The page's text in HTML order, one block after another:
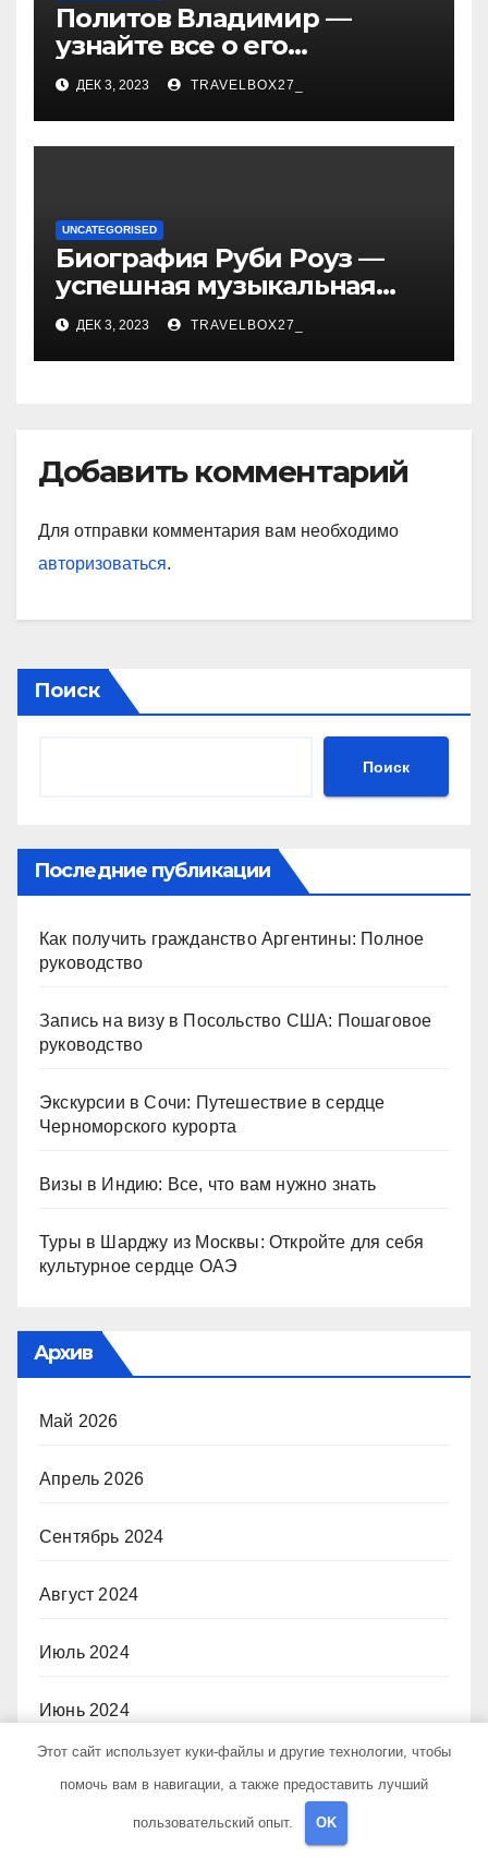
Политов Владимир —
узнайте все о его
биографии, возрасте и
впечатляющих
достижениях!
ДЕК 3, 2023 TRAVELBOX27_
UNCATEGORISED
Биография Руби Роуз —
успешная музыкальная
карьера, личная жизнь и
знаковые достижения
ДЕК 3, 2023 TRAVELBOX27_
Добавить комментарий
Для отправки комментария вам необходимо
авторизоваться.
Поиск
Поиск
Последние публикации
Как получить гражданство Аргентины: Полное
руководство
Запись на визу в Посольство США: Пошаговое
руководство
Экскурсии в Сочи: Путешествие в сердце
Черноморского курорта
Визы в Индию: Все, что вам нужно знать
Туры в Шарджу из Москвы: Откройте для себя
культурное сердце ОАЭ
Архив
Май 2026
Апрель 2026
Сентябрь 2024
Август 2024
Июль 2024
Июнь 2024
Апрель 2024
Этот сайт использует куки-файлы и другие технологии, чтобы
помочь вам в навигации, а также предоставить лучший
пользовательский опыт. OK